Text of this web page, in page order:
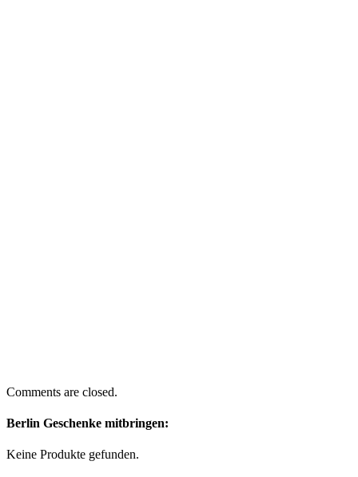
Comments are closed.
Berlin Geschenke mitbringen:
Keine Produkte gefunden.